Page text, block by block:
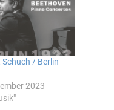
Schuch / Berlin
2023